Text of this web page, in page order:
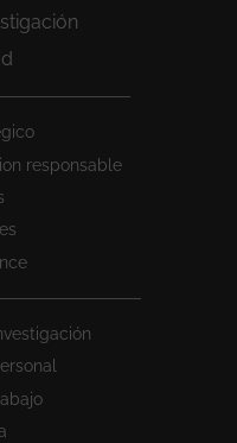
responsable